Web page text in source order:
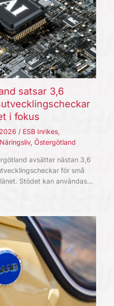
satsar 3,6
i fokus
/ ESB Inrikes,
Näringsliv, Östergötland
avsätter nästan 3,6
för små
Stödet kan användas…